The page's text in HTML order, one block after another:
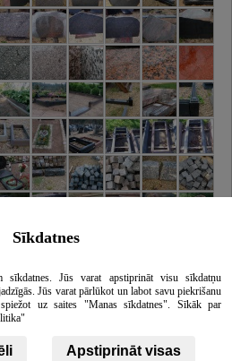
Sīkdatnes
sīkdatnes. Jūs varat apstiprināt visu sīkdatņu
Jūs varat pārlūkot un labot savu piekrišanu
uz saites "Manas sīkdatnes". Sīkāk par
Apstiprināt visas